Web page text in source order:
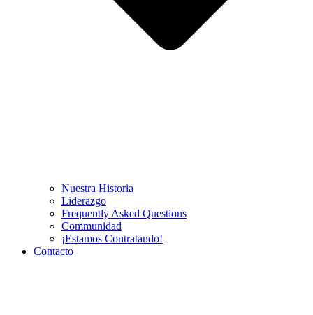
Nuestra Historia
Liderazgo
Frequently Asked Questions
Communidad
¡Estamos Contratando!
Contacto